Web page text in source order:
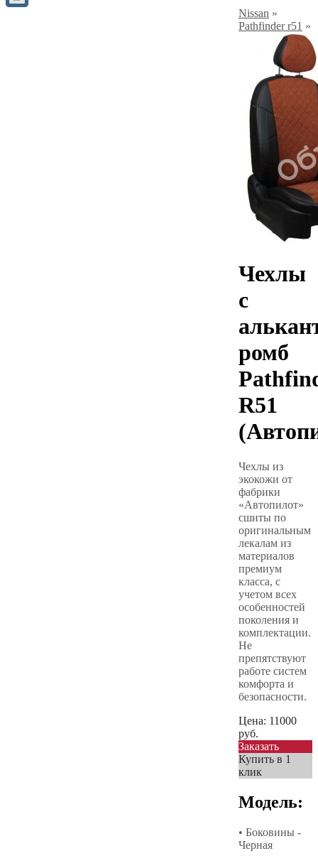
Nissan »
Pathfinder r51 »
Чехлы
с
ромб
R51
Чехлы из
экокожи от
фабрики
«Автопилот»
сшиты по
оригинальным
лекалам из
материалов
премиум
класса, с
учетом всех
особенностей
поколения и
комплектации.
Не
препятствуют
работе систем
комфорта и
безопасности.
Цена: 11000
руб.
Заказать
Купить в 1
клик
Модель:
• Боковины -
Черная